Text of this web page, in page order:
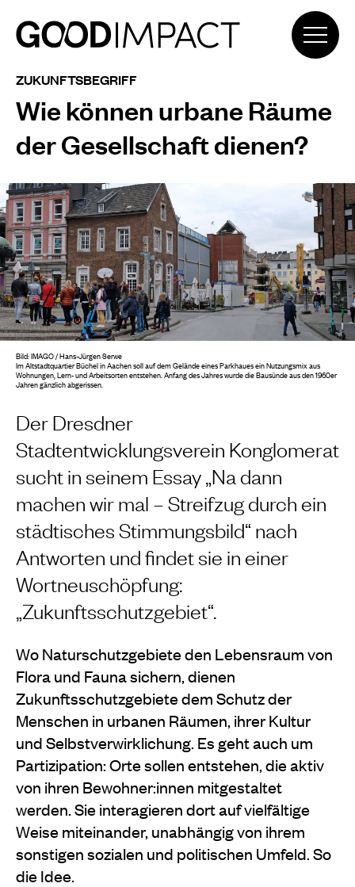
ZUKUNFTSBEGRIFF
Wie können urbane Räume
der Gesellschaft dienen?
Der Dresdner
Stadtentwicklungsverein Konglomerat
sucht in seinem Essay „Na dann
machen wir mal – Streifzug durch ein
städtisches Stimmungsbild“ nach
Antworten und findet sie in einer
Wortneuschöpfung:
„Zukunftsschutzgebiet“.
Wo Naturschutzgebiete den Lebensraum von
Flora und Fauna sichern, dienen
Zukunftsschutzgebiete dem Schutz der
Menschen in urbanen Räumen, ihrer Kultur
und Selbstverwirklichung. Es geht auch um
Partizipation: Orte sollen entstehen, die aktiv
von ihren Bewohner:innen mitgestaltet
werden. Sie interagieren dort auf vielfältige
Weise miteinander, unabhängig von ihrem
sonstigen sozialen und politischen Umfeld. So
die Idee.
Bild: IMAGO / Hans-Jürgen Serwe
Im Altstadtquartier Büchel in Aachen soll auf dem Gelände eines Parkhaues ein Nutzungsmix aus
Wohnungen, Lern- und Arbeitsorten entstehen. Anfang des Jahres wurde die Bausünde aus den 1960er
Jahren gänzlich abgerissen.